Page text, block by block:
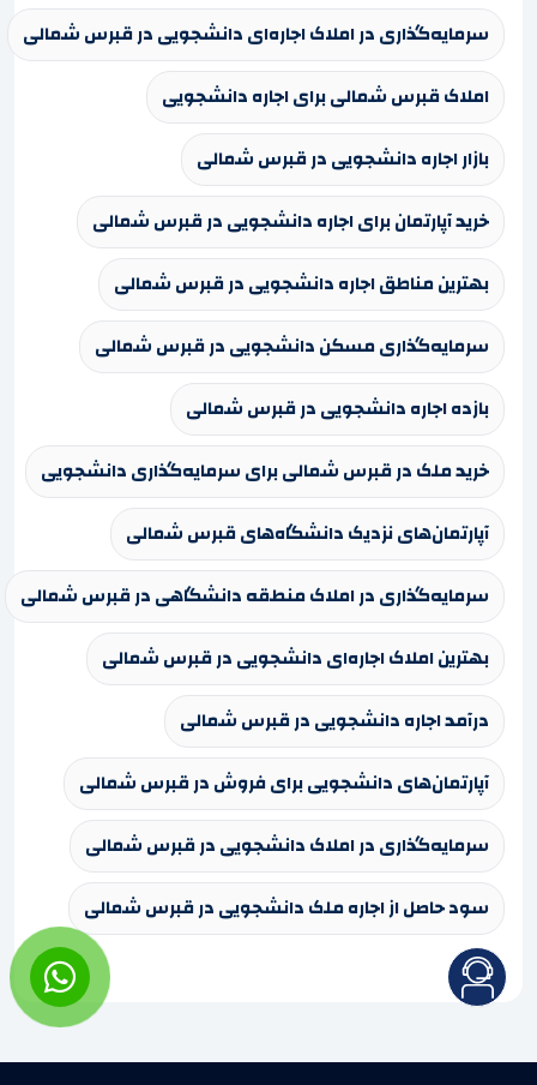
سرمایه‌گذاری در املاک اجاره‌ای دانشجویی در قبرس شمالی
املاک قبرس شمالی برای اجاره دانشجویی
بازار اجاره دانشجویی در قبرس شمالی
خرید آپارتمان برای اجاره دانشجویی در قبرس شمالی
بهترین مناطق اجاره دانشجویی در قبرس شمالی
سرمایه‌گذاری مسکن دانشجویی در قبرس شمالی
بازده اجاره دانشجویی در قبرس شمالی
خرید ملک در قبرس شمالی برای سرمایه‌گذاری دانشجویی
آپارتمان‌های نزدیک دانشگاه‌های قبرس شمالی
سرمایه‌گذاری در املاک منطقه دانشگاهی در قبرس شمالی
بهترین املاک اجاره‌ای دانشجویی در قبرس شمالی
درآمد اجاره دانشجویی در قبرس شمالی
آپارتمان‌های دانشجویی برای فروش در قبرس شمالی
سرمایه‌گذاری در املاک دانشجویی در قبرس شمالی
سود حاصل از اجاره ملک دانشجویی در قبرس شمالی